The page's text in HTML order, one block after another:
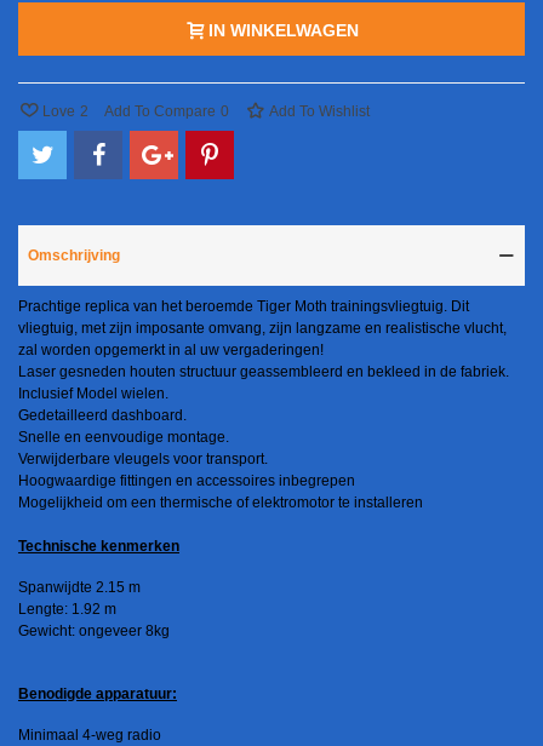
IN WINKELWAGEN
Love 2 Add To Compare 0 Add To Wishlist
Omschrijving
Prachtige replica van het beroemde Tiger Moth trainingsvliegtuig. Dit
vliegtuig, met zijn imposante omvang, zijn langzame en realistische vlucht,
zal worden opgemerkt in al uw vergaderingen!
Laser gesneden houten structuur geassembleerd en bekleed in de fabriek.
Inclusief Model wielen.
Gedetailleerd dashboard.
Snelle en eenvoudige montage.
Verwijderbare vleugels voor transport.
Hoogwaardige fittingen en accessoires inbegrepen
Mogelijkheid om een thermische of elektromotor te installeren
Technische kenmerken
Spanwijdte 2.15 m
Lengte: 1.92 m
Gewicht: ongeveer 8kg
Benodigde apparatuur:
Minimaal 4-weg radio